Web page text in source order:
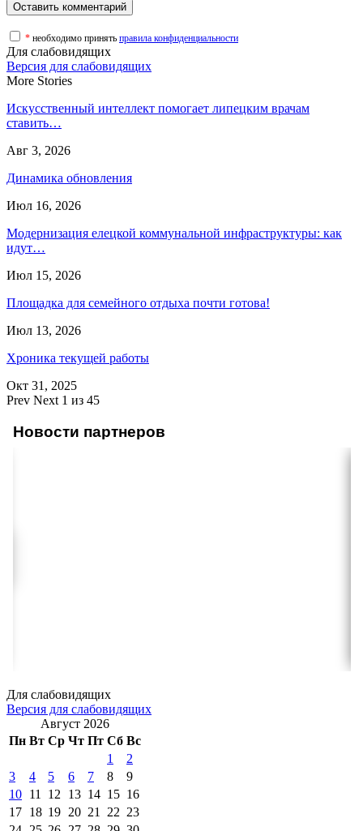
* необходимо принять правила конфиденциальности
Для слабовидящих
Версия для слабовидящих
More Stories
Искусственный интеллект помогает липецким врачам
ставить…
Авг 3, 2026
Динамика обновления
Июл 16, 2026
Модернизация елецкой коммунальной инфраструктуры: как
идут…
Июл 15, 2026
Площадка для семейного отдыха почти готова!
Июл 13, 2026
Хроника текущей работы
Окт 31, 2025
Prev Next 1 из 45
Новости партнеров
Для слабовидящих
Версия для слабовидящих
Август 2026
Пн Вт Ср Чт Пт Сб Вс
1
2
3
4 5 6 7 8
9
10 11 12 13 14 15 16
17 18 19 20 21 22 23